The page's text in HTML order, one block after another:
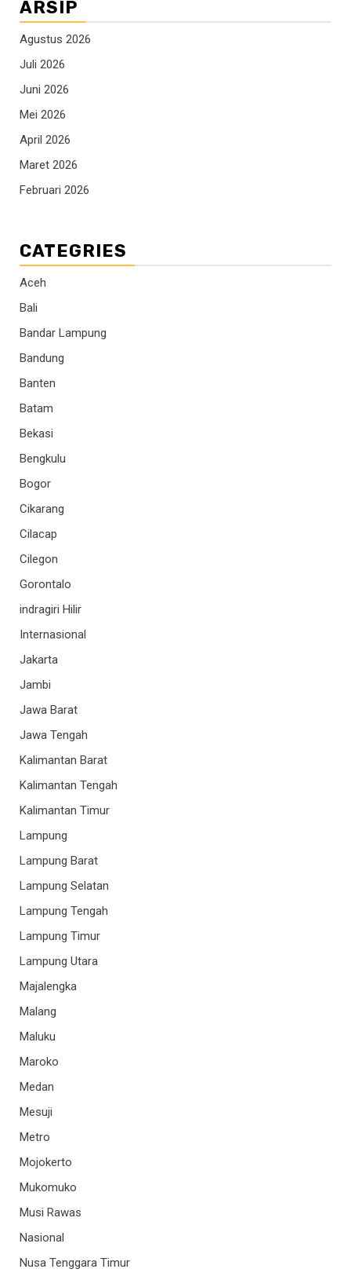
ARSIP
Agustus 2026
Juli 2026
Juni 2026
Mei 2026
April 2026
Maret 2026
Februari 2026
CATEGRIES
Aceh
Bali
Bandar Lampung
Bandung
Banten
Batam
Bekasi
Bengkulu
Bogor
Cikarang
Cilacap
Cilegon
Gorontalo
indragiri Hilir
Internasional
Jakarta
Jambi
Jawa Barat
Jawa Tengah
Kalimantan Barat
Kalimantan Tengah
Kalimantan Timur
Lampung
Lampung Barat
Lampung Selatan
Lampung Tengah
Lampung Timur
Lampung Utara
Majalengka
Malang
Maluku
Maroko
Medan
Mesuji
Metro
Mojokerto
Mukomuko
Musi Rawas
Nasional
Nusa Tenggara Timur